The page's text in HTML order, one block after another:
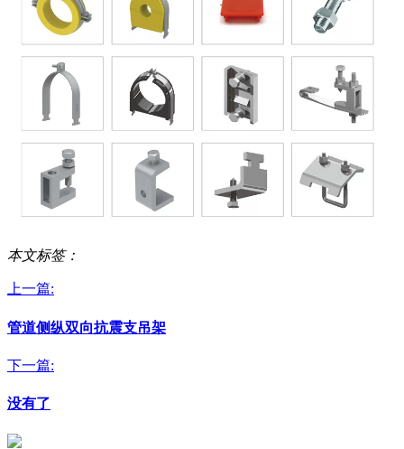
本文标签：
上一篇:
管道侧纵双向抗震支吊架
下一篇:
没有了